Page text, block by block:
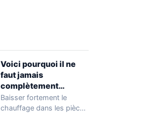
Voici pourquoi il ne
faut jamais
complètement
éteindre le chauffage
dans les pièces non
Baisser fortement le
chauffage dans les pièces